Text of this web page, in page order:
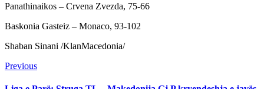
Panathinaikos – Crvena Zvezda, 75-66
Baskonia Gasteiz – Monaco, 93-102
Shaban Sinani /KlanMacedonia/
Continue
Reading
PreviousPrevious